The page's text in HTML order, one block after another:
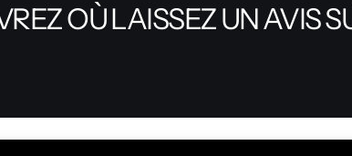
OÙ LAISSEZ UN AVIS